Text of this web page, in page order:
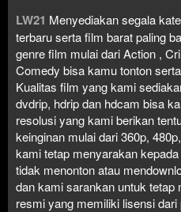
LW21 Menyediakan segala
terbaru serta film barat paling
genre film mulai dari Action ,
Comedy bisa kamu tonton
Kualitas film yang kami
dvdrip, hdrip dan hdcam bisa
resolusi yang kami berikan
keinginan mulai dari 360p,
kami tetap menyarakan
tidak menonton atau
dan kami sarankan untuk tetap
resmi yang memiliki lisensi dari